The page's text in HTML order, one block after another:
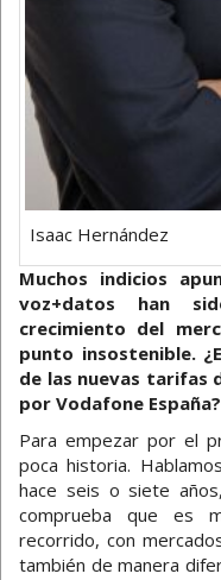
Isaac Hernández
Muchos indicios
voz+datos han
crecimiento del
punto insostenible.
de las nuevas tarifas
por Vodafone España?
Para empezar por el
poca historia.
hace seis o siete
comprueba que es
recorrido, con
también de manera